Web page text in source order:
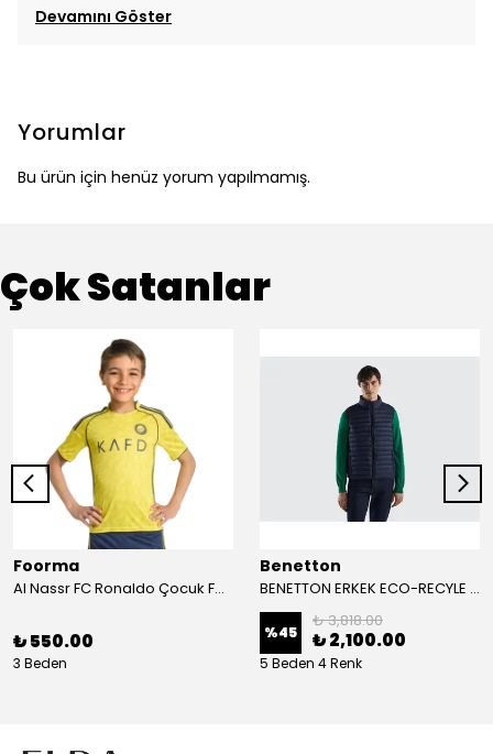
Devamını Göster
Yorumlar
Bu ürün için henüz yorum yapılmamış.
Çok Satanlar
Foorma
Al Nassr FC Ronaldo Çocuk Forma 2'li Takım(Şort/T-Shirt)
₺ 550.00
3 Beden
Benetton
BENETTON ERKEK ECO-RECYLE DOLGULU PUFA YELEK
%45
₺ 3,818.00
₺ 2,100.00
5 Beden 4 Renk